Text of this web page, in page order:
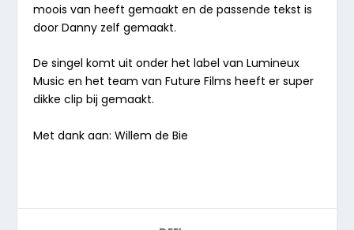
moois van heeft gemaakt en de passende tekst is
door Danny zelf gemaakt.
De singel komt uit onder het label van Lumineux
Music en het team van Future Films heeft er super
dikke clip bij gemaakt.
Met dank aan: Willem de Bie